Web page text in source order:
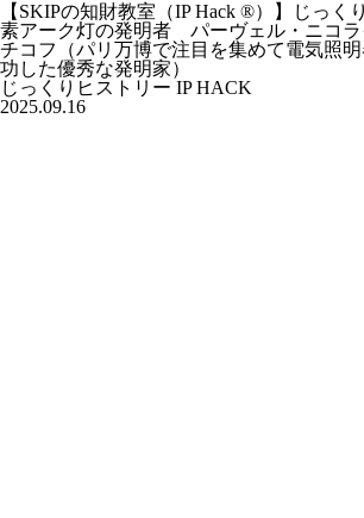
【SKIPの知財教室（IP Hack ®）】じっ
素アーク灯の発明者 パーヴェル・ニコラ
チコフ（パリ万博で注目を集めて電気照
功した優秀な発明家）
じっくりヒストリー IP HACK
2025.09.16